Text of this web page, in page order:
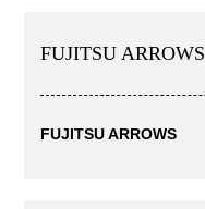
FUJITSU ARROWS
FUJITSU ARROWS